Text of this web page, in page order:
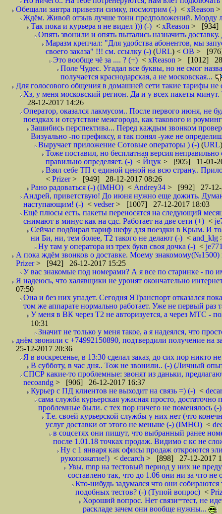
Обещали завтра привезти симку, посмотрим (-) < xReason
Ждём. Живой отзыв лучше тонн предположений. Морду
Так пока и курьера я не видел ))) (-) < xReason > [934]
Опять звонили и опять пытались назначить
Маразм крепчал: "Для удобства абонентов, мы
своего заказа" !!! см. ссылку (-) (URL) < ОВ >
Это вообще чё за .... ? (+) < xReason > [1012]
Поле Чудес. Угадал все буквы, но не смог
получается краснодарская, а не московская...
Для голосового общения в домашней сети такие тарифы не
Хз, у меня московский регион. Да и у всех пакеты
28-12-2017 14:26
Оператор, оказался лакмусом.. После первого июня, не
поездках и отсутствие межгорода, как такового и
Зашибись перспектива... Перед каждым звонком
Визуально -по префиксу, я так понял -уже не
Выручает приложение Сотовые операторы ) (-) (URL
Тоже поставил, но бесплатная версия
правильно определяет. (-) < Йцук > [905] 11-01-
Взял себе ТП с единой ценой на всю страну..
< Prizer> [949] 28-12-2017 08:26
Рано радоваться (-) (IMHO) < Andrey34 > [992] 27-12-
Андрей, приветствую! До июня нужно еще дожить.
наступающим! (-) < vedser> [1007] 27-12-2017 18:03
Ещё плюсы есть, пакеты переносятся на следующий
снимают в минус как на сдс. Работает на две сети (+) <
Сейчас подбирал тариф шефу для поездки в Крым. И
ни Би, ни, тем более, Т2 такого не делают (-) < and_klg
Ну там у оператора из трех букв своя дочка (-) <
А пока ждём звонков о доставке. Моему знакомому(№1500)
Prizer> [942] 26-12-2017 15:25
У вас знакомые под номерами? А я все по старинке - по
Я надеюсь, что халявщики не уронят окончательно
07:50
Она и без них упадет. Сегодня ЯТранспорт отказался
том же аппарате нормально работает. Уже не первый раз
У меня в ВК через Т2 не авторизуется, а через МТС -
10:31
Значит не только у меня такое, а я надеялся, что
днём звонили с +74992150890, подтвердили получение на
25-12-2017 20:36
Я в воскресенье, в 13:30 сделал заказ, до сих пор никто
В субботу, в час дня.. Тож не звонили.. (-) (Личный
СПСР какие-то проблемные: звонят из даньки,
necoandg > [906] 26-12-2017 16:37
Курьер с ПД клиентов не выходит на связь =) (-) <
сама служба курьерская ужасная просто,
проблемные были. с тех пор ничего не поменялось (-)
Т.е. своей курьерской службы у них нет (что
услуг доставки от этого не меньше (-) (IMHO) <
в соцсетях они пишут, что выбранный ранее
после 1.01.18 точках продаж. Видимо с кс не
Ну с 1 января как офисы продаж откроются
рукопожатие!) < decarch > [898] 27-12-2017
Увы, mnp на тестовый период у них не
составлено так, что до 1.06 они ни за что не
Кто-нибудь задумался что они
подобных тестов? (-) (Тупой вопрос) <
Хороший вопрос. Нет связи=тест, не
раскладе зачем они вообще нужны...